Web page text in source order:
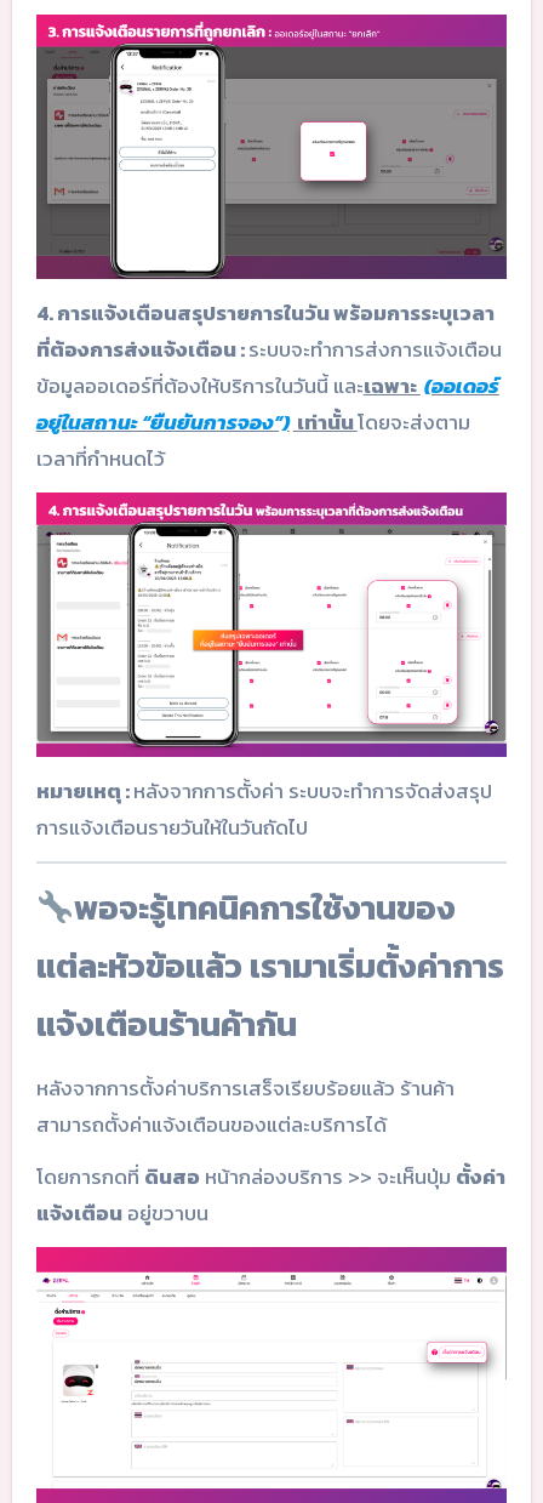
4. การแจ้งเตือนสรุปรายการในวัน พร้อมการระบุเวลา
ที่ต้องการส่งแจ้งเตือน :ระบบจะทำการส่งการแจ้งเตือน
ข้อมูลออเดอร์ที่ต้องให้บริการในวันนี้ และเฉพาะ (ออเดอร์
อยู่ในสถานะ “ยืนยันการจอง”) เท่านั้นโดยจะส่งตาม
เวลาที่กำหนดไว้
หมายเหตุ :หลังจากการตั้งค่า ระบบจะทำการจัดส่งสรุป
การแจ้งเตือนรายวันให้ในวันถัดไป
พอจะรู้เทคนิคการใช้งานของ
แต่ละหัวข้อแล้ว เรามาเริ่มตั้งค่าการ
แจ้งเตือนร้านค้ากัน
หลังจากการตั้งค่าบริการเสร็จเรียบร้อยแล้ว ร้านค้า
สามารถตั้งค่าแจ้งเตือนของแต่ละบริการได้
โดยการกดที่ ดินสอหน้ากล่องบริการ >> จะเห็นปุ่ม ตั้งค่า
แจ้งเตือนอยู่ขวาบน